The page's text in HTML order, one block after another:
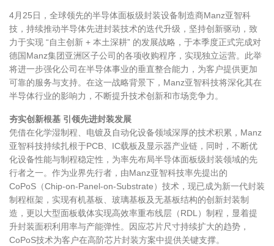
4月25日，全球领先的半导体面板级封装设备制造商Manz亚智科
技，持续推动半导体先进封装技术的迭代升级，坚持创新驱动，致
力于实现 “自主创新 + 本土深耕” 的发展战略，于本季度正式完成对
德国Manz集团亚洲区子公司的各项收购程序，实现独立运营。此举
将进一步强化公司在半导体事业的垂直整合能力，为客户提供更加
可靠的服务与支持。在这一战略背景下，Manz亚智科技将深化其在
半导体行业的影响力，不断提升技术创新和市场竞争力。
夯实创新根基 引领先进封装发展
凭借在化学湿制程、电镀及自动化设备领域深厚的技术积累，Manz
亚智科技持续扎根于PCB、IC载板及显示器产业链，同时，不断优
化设备性能与制程稳定性，为率先布局半导体面板级封装领域的先
行者之一。作为业界先行者，由Manz亚智科技率先提出的
CoPoS（Chip-on-Panel-on-Substrate）技术，现已成为新一代封装
制程框架，实现有机基板、玻璃基板及无基板结构的创新封装制
造，更以大型面板载体实现高效率重布线层（RDL）制程，显着提
升封装面积利用率与产能弹性。因应芯片尺寸持续扩大的趋势，
CoPoS技术为客户在高阶芯片封装方案中提供关键支撑。